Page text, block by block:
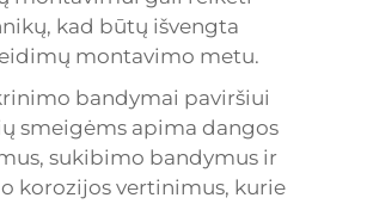
kad būtų išvengta
montavimo metu.
bandymai paviršiui
smeigėms apima dangos
sukibimo bandymus ir
korozijos vertinimus, kurie